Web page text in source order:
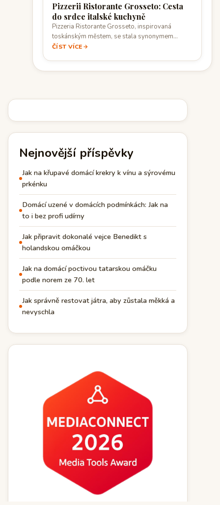
Pizzerii Ristorante Grosseto: Cesta
do srdce italské kuchyně
Pizzeria Ristorante Grosseto, inspirovaná
toskánským městem, se stala synonymem
pro autentickou italskou kuchyni v České
ČÍST VÍCE
Nejnovější příspěvky
Jak na křupavé domácí krekry k vínu a sýrovému
prkénku
Domácí uzené v domácích podmínkách: Jak na
to i bez profi udírny
Jak připravit dokonalé vejce Benedikt s
holandskou omáčkou
Jak na domácí poctivou tatarskou omáčku
podle norem ze 70. let
Jak správně restovat játra, aby zůstala měkká a
nevyschla